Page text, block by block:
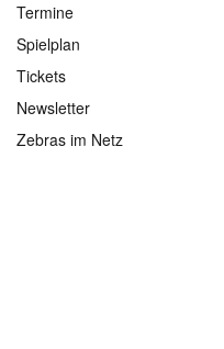
Termine
Spielplan
Tickets
Newsletter
Zebras im Netz